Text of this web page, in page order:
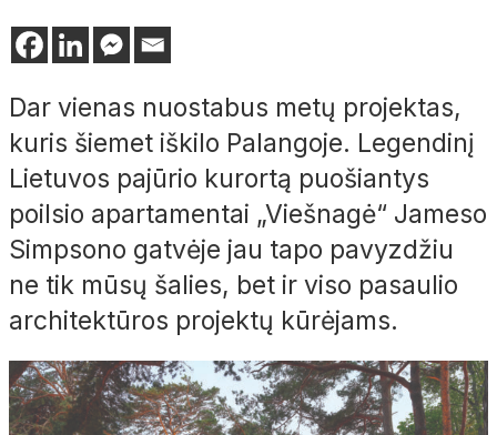
Dar vienas nuostabus metų projektas,
kuris šiemet iškilo Palangoje. Legendinį
Lietuvos pajūrio kurortą puošiantys
poilsio apartamentai „Viešnagė“ Jameso
Simpsono gatvėje jau tapo pavyzdžiu
ne tik mūsų šalies, bet ir viso pasaulio
architektūros projektų kūrėjams.